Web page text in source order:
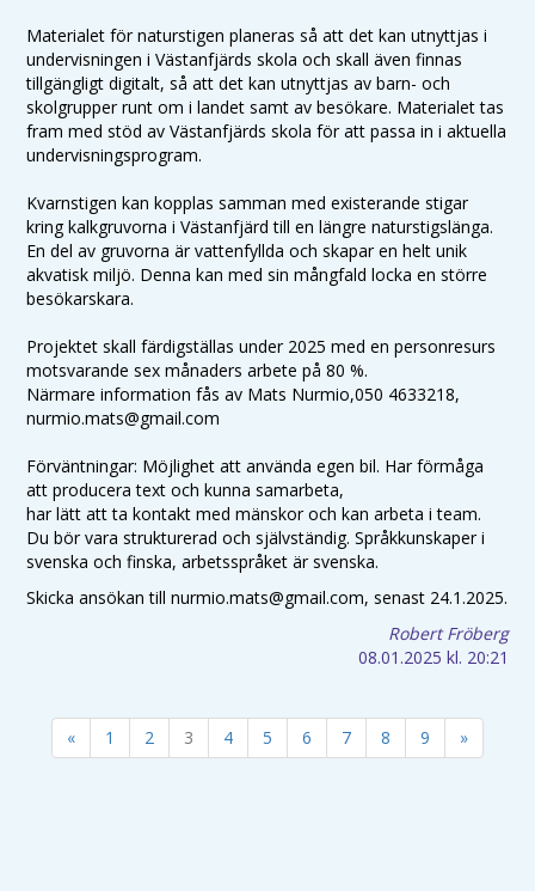
Materialet för naturstigen planeras så att det kan utnyttjas i
undervisningen i Västanfjärds skola och skall även finnas
tillgängligt digitalt, så att det kan utnyttjas av barn- och
skolgrupper runt om i landet samt av besökare. Materialet tas
fram med stöd av Västanfjärds skola för att passa in i aktuella
undervisningsprogram.
Kvarnstigen kan kopplas samman med existerande stigar
kring kalkgruvorna i Västanfjärd till en längre naturstigslänga.
En del av gruvorna är vattenfyllda och skapar en helt unik
akvatisk miljö. Denna kan med sin mångfald locka en större
besökarskara.
Projektet skall färdigställas under 2025 med en personresurs
motsvarande sex månaders arbete på 80 %.
Närmare information fås av Mats Nurmio,050 4633218,
nurmio.mats@gmail.com
Förväntningar: Möjlighet att använda egen bil. Har förmåga
att producera text och kunna samarbeta,
har lätt att ta kontakt med mänskor och kan arbeta i team.
Du bör vara strukturerad och självständig. Språkkunskaper i
svenska och finska, arbetsspråket är svenska.
Skicka ansökan till nurmio.mats@gmail.com, senast 24.1.2025.
Robert Fröberg
08.01.2025 kl. 20:21
« 1 2 3 4 5 6 7 8 9 »